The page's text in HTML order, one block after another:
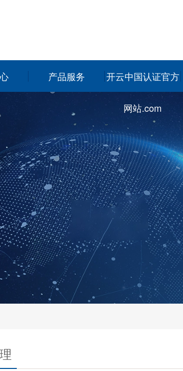
产品服务 开云中国认证官方
网站.com